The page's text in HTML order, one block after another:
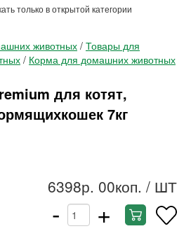
только в открытой категории
животных / Товары для
/ Корма для домашних животных
для котят,
7кг
6398р. 00коп. / ШТ
- +